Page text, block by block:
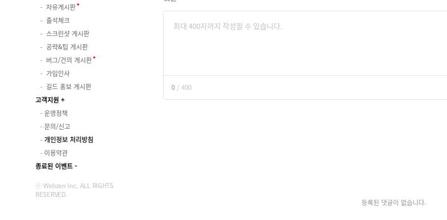
자유게시판
출석체크
스크린샷 게시판
공략&팁 게시판
버그/건의 게시판
가입인사
길드 홍보 게시판
고객지원
운영정책
문의/신고
개인정보 처리방침
이용약관
종료된 이벤트
ⓒ Webzen Inc. ALL RIGHTS
RESERVED.
0 / 400
등록된 댓글이 없습니다.